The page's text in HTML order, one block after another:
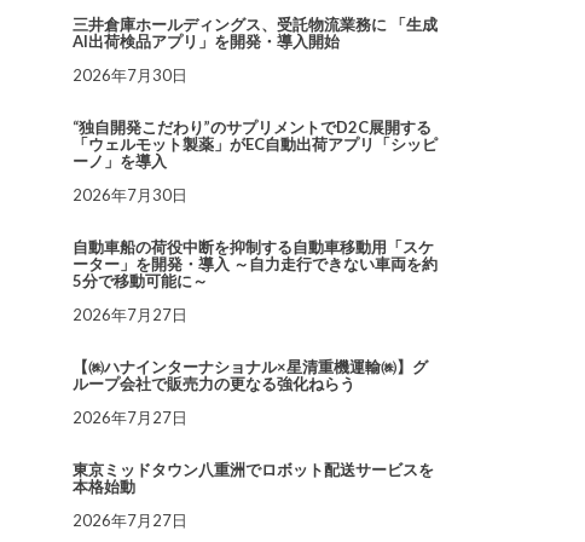
三井倉庫ホールディングス、受託物流業務に 「生成
AI出荷検品アプリ」を開発・導入開始
2026年7月30日
“独自開発こだわり”のサプリメントでD2C展開する
「ウェルモット製薬」がEC自動出荷アプリ「シッピ
ーノ」を導入
2026年7月30日
自動車船の荷役中断を抑制する自動車移動用「スケ
ーター」を開発・導入 ～自力走行できない車両を約
5分で移動可能に～
2026年7月27日
【㈱ハナインターナショナル×星清重機運輸㈱】グ
ループ会社で販売力の更なる強化ねらう
2026年7月27日
東京ミッドタウン八重洲でロボット配送サービスを
本格始動
2026年7月27日